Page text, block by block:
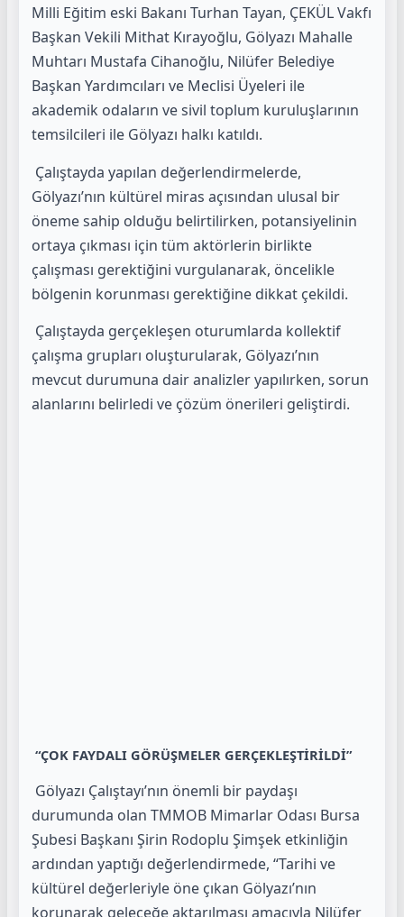
Milli Eğitim eski Bakanı Turhan Tayan, ÇEKÜL Vakfı
Başkan Vekili Mithat Kırayoğlu, Gölyazı Mahalle
Muhtarı Mustafa Cihanoğlu, Nilüfer Belediye
Başkan Yardımcıları ve Meclisi Üyeleri ile
akademik odaların ve sivil toplum kuruluşlarının
temsilcileri ile Gölyazı halkı katıldı.
Çalıştayda yapılan değerlendirmelerde,
Gölyazı’nın kültürel miras açısından ulusal bir
öneme sahip olduğu belirtilirken, potansiyelinin
ortaya çıkması için tüm aktörlerin birlikte
çalışması gerektiğini vurgulanarak, öncelikle
bölgenin korunması gerektiğine dikkat çekildi.
Çalıştayda gerçekleşen oturumlarda kollektif
çalışma grupları oluşturularak, Gölyazı’nın
mevcut durumuna dair analizler yapılırken, sorun
alanlarını belirledi ve çözüm önerileri geliştirdi.
“ÇOK FAYDALI GÖRÜŞMELER GERÇEKLEŞTİRİLDİ”
Gölyazı Çalıştayı’nın önemli bir paydaşı
durumunda olan TMMOB Mimarlar Odası Bursa
Şubesi Başkanı Şirin Rodoplu Şimşek etkinliğin
ardından yaptığı değerlendirmede, “Tarihi ve
kültürel değerleriyle öne çıkan Gölyazı’nın
korunarak geleceğe aktarılması amacıyla Nilüfer